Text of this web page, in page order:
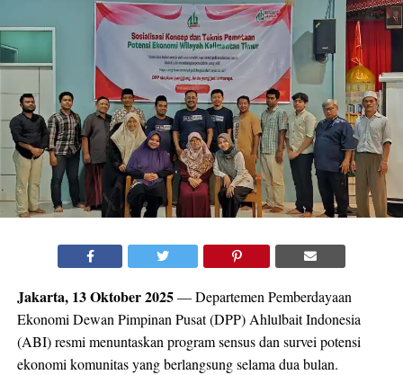
Jakarta, 13 Oktober 2025— Departemen Pemberdayaan
Ekonomi Dewan Pimpinan Pusat (DPP) Ahlulbait Indonesia
(ABI) resmi menuntaskan program sensus dan survei potensi
ekonomi komunitas yang berlangsung selama dua bulan.